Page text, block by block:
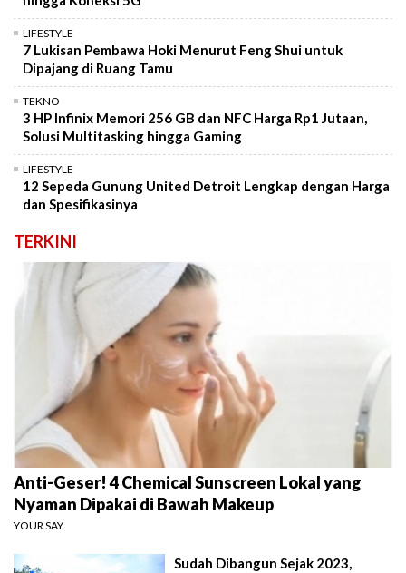
LIFESTYLE
7 Lukisan Pembawa Hoki Menurut Feng Shui untuk
Dipajang di Ruang Tamu
TEKNO
3 HP Infinix Memori 256 GB dan NFC Harga Rp1 Jutaan,
Solusi Multitasking hingga Gaming
LIFESTYLE
12 Sepeda Gunung United Detroit Lengkap dengan Harga
dan Spesifikasinya
TERKINI
Anti-Geser! 4 Chemical Sunscreen Lokal yang
Nyaman Dipakai di Bawah Makeup
YOUR SAY
Sudah Dibangun Sejak 2023,